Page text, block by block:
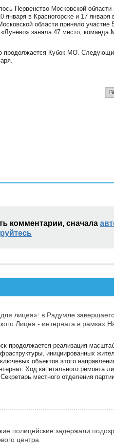
Первенство Московской
января в Красногорске и 17
области приняло участие
заняла 47 место, команда
продолжается Кубок МО.
комментарии, сначала
лицея»: в Радумле
Лицея - интерната в рамках
продолжается реализация
инициированных
объектов этого
Ход капитального ремонта
местного отделения
полицейские задержали
центра